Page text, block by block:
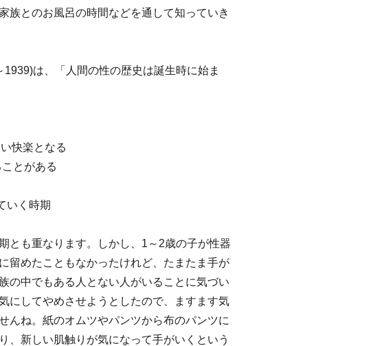
族とのお風呂の時間などを通して知っていき
は、「人間の性の歴史は誕生時に始ま
快楽となる
とがある
いく時期
とも重なります。しかし、1～2歳の子が性器
留めたこともなかったけれど、たまたま手が
の中でもある人とない人がいることに気づい
にしてやめさせようとしたので、ますます気
んね。紙のオムツやパンツから布のパンツに
、新しい肌触りが気になって手がいくという